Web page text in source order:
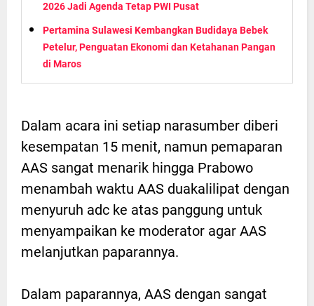
2026 Jadi Agenda Tetap PWI Pusat
Pertamina Sulawesi Kembangkan Budidaya Bebek
Petelur, Penguatan Ekonomi dan Ketahanan Pangan
di Maros
Dalam acara ini setiap narasumber diberi
kesempatan 15 menit, namun pemaparan
AAS sangat menarik hingga Prabowo
menambah waktu AAS duakalilipat dengan
menyuruh adc ke atas panggung untuk
menyampaikan ke moderator agar AAS
melanjutkan paparannya.
Dalam paparannya, AAS dengan sangat